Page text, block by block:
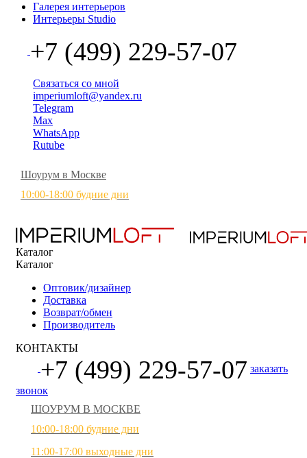
Галерея интерьеров
Интерьеры Studio
+7 (499) 229-57-07
Связаться со мной
imperiumloft@yandex.ru
Telegram
Max
WhatsApp
Rutube
Шоурум в Москве
10:00-18:00 будние дни
Каталог
Каталог
Оптовик/дизайнер
Доставка
Возврат/обмен
Производитель
КОНТАКТЫ
+7 (499) 229-57-07 заказать
звонок
ШОУРУМ В МОСКВЕ
10:00-18:00 будние дни
11:00-17:00 выходные дни